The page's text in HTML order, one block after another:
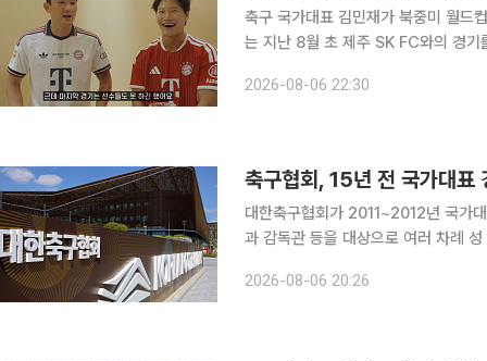
축구 국가대표 김민재가 북중미 월드컵에 대해 솔직
는 지난 8월 초 제주 SK FC와의 경기
하는데 이번엔 그럴 분위기가 아니다
2026-08-06 22:30
축구협회, 15년 전 국가대표
대한축구협회가 2011~2012년 국가
과 감독관 등을 대상으로 여러 차례 성 접대를
서 외국인 심판과 감독관 등 10여 명
2026-08-06 20:26